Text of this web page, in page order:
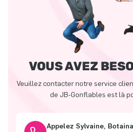
VOUS AVEZ
Veuillez contacter notre service
de JB-Gonflables est là
Appelez Sylvaine,